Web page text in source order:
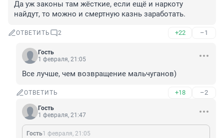
Да уж законы там жёсткие, если ещё и наркоту
найдут, то можно и смертную казнь заработать.
ОТВЕТИТЬ 2 +22 –1
Гость
1 февраля, 21:05
Все лучше, чем возвращение мальчуганов)
ОТВЕТИТЬ +18 –2
Гость
1 февраля, 21:47
Гость1 февраля, 21:05